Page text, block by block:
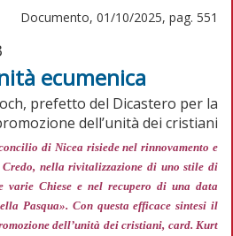
Documento, 01/10/2025, pag. 551
ecumenica
prefetto del Dicastero per la
dell’unità dei cristiani
di Nicea risiede nel rinnovamento e
Credo, nella rivitalizzazione di uno stile di
varie Chiese e nel recupero di una data
Pasqua». Con questa efficace sintesi il
dell’unità dei cristiani, card. Kurt